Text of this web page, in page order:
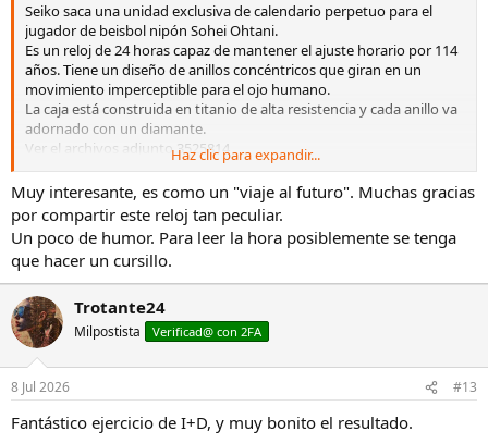
Seiko saca una unidad exclusiva de calendario perpetuo para el
jugador de beisbol nipón Sohei Ohtani.
Es un reloj de 24 horas capaz de mantener el ajuste horario por 114
años. Tiene un diseño de anillos concéntricos que giran en un
movimiento imperceptible para el ojo humano.
La caja está construida en titanio de alta resistencia y cada anillo va
adornado con un diamante.
Ver el archivos adjunto 3525814
La verdad es que me parece un diseño muy bonito, pero todavía no
entiendo cómo leer la hora.
Ver el archivos adjunto 3525831
De momento no parece que se vaya a producir en serie, pero os
dejo el árticulo por aquí por si os interesa.
Seiko Star Time ┃ Seiko Watch Corporation
than 110 years. Baseball star Shohei Ohtani, our brand
ambassador, has a deep understanding of the value of
time, and we have developed a special mechanical
Haz clic para expandir...
Muy interesante, es como un "viaje al futuro". Muchas gracias
por compartir este reloj tan peculiar.
Un poco de humor. Para leer la hora posiblemente se tenga
que hacer un cursillo.
Trotante24
Milpostista Verificad@ con 2FA
8 Jul 2026 #13
Fantástico ejercicio de I+D, y muy bonito el resultado.